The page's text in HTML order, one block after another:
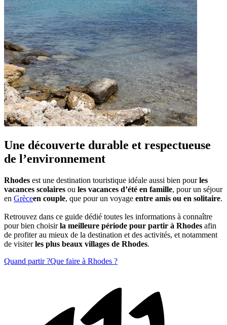
Une découverte durable et respectueuse
de l’environnement
Rhodes est une destination touristique idéale aussi bien pourles
vacances scolaires ou les vacances d’été en famille, pour un séjour
en Grèceen couple, que pour un voyage entre amis ou en solitaire.
Retrouvez dans ce guide dédié toutes les informations à connaître
pour bien choisirla meilleure période pour partir à Rhodes afin
de profiter au mieux de la destination et des activités, et notamment
de visiterles plus beaux villages de Rhodes.
Quand partir ?Que faire à Rhodes ?